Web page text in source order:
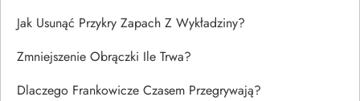
Jak Usunąć Przykry Zapach Z Wykładziny?
Zmniejszenie Obrączki Ile Trwa?
Dlaczego Frankowicze Czasem Przegrywają?